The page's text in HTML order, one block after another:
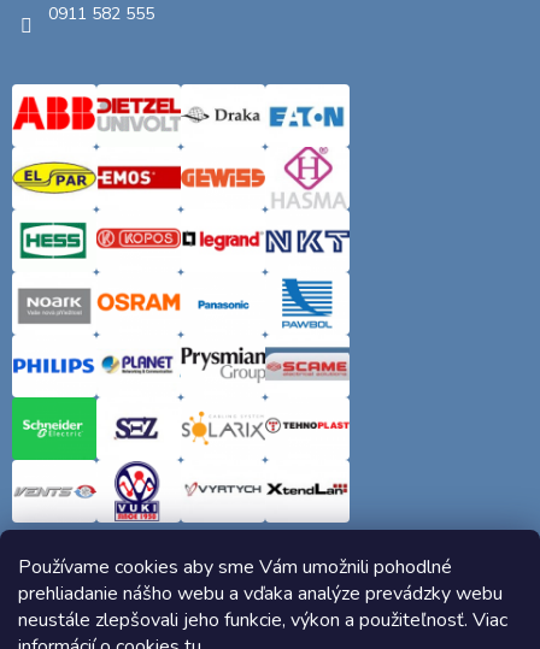
Používame cookies aby sme Vám umožnili pohodlné
prehliadanie nášho webu a vďaka analýze prevádzky webu
neustále zlepšovali jeho funkcie, výkon a použiteľnosť. Viac
0911 582 555